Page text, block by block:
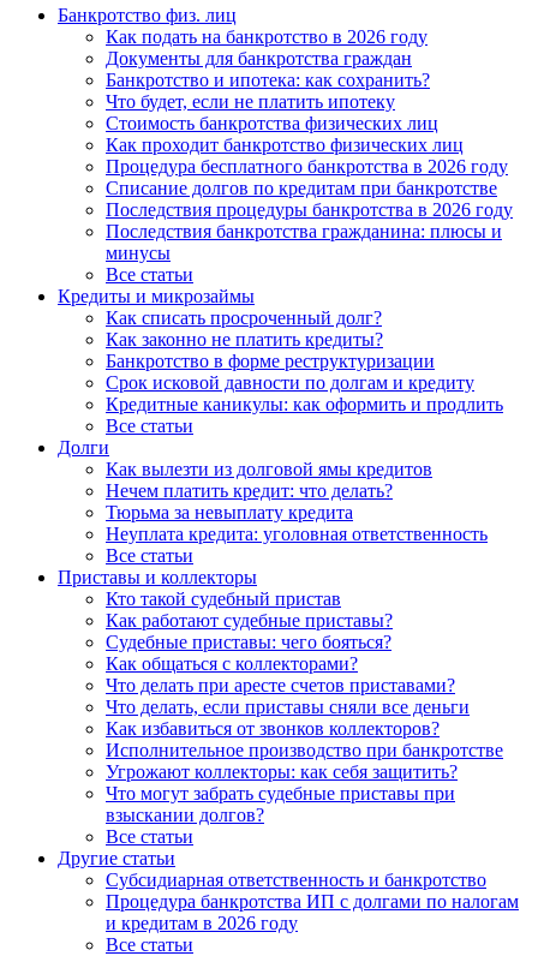
Банкротство физ. лиц
Как подать на банкротство в 2026 году
Документы для банкротства граждан
Банкротство и ипотека: как сохранить?
Что будет, если не платить ипотеку
Стоимость банкротства физических лиц
Как проходит банкротство физических лиц
Процедура бесплатного банкротства в 2026 году
Списание долгов по кредитам при банкротстве
Последствия процедуры банкротства в 2026 году
Последствия банкротства гражданина: плюсы и
минусы
Все статьи
Кредиты и микрозаймы
Как списать просроченный долг?
Как законно не платить кредиты?
Банкротство в форме реструктуризации
Срок исковой давности по долгам и кредиту
Кредитные каникулы: как оформить и продлить
Все статьи
Долги
Как вылезти из долговой ямы кредитов
Нечем платить кредит: что делать?
Тюрьма за невыплату кредита
Неуплата кредита: уголовная ответственность
Все статьи
Приставы и коллекторы
Кто такой судебный пристав
Как работают судебные приставы?
Судебные приставы: чего бояться?
Как общаться с коллекторами?
Что делать при аресте счетов приставами?
Что делать, если приставы сняли все деньги
Как избавиться от звонков коллекторов?
Исполнительное производство при банкротстве
Угрожают коллекторы: как себя защитить?
Что могут забрать судебные приставы при
взыскании долгов?
Все статьи
Другие статьи
Субсидиарная ответственность и банкротство
Процедура банкротства ИП с долгами по налогам
и кредитам в 2026 году
Все статьи